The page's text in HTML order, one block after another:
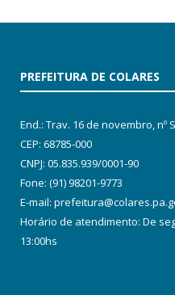
PREFEITURA DE COLARES
End.: Trav. 16 de novembro, nº
CEP: 68785-000
CNPJ: 05.835.939/0001-90
Fone: (91) 98201-9773
E-mail:
Horário de atendimento: De
13:00hs